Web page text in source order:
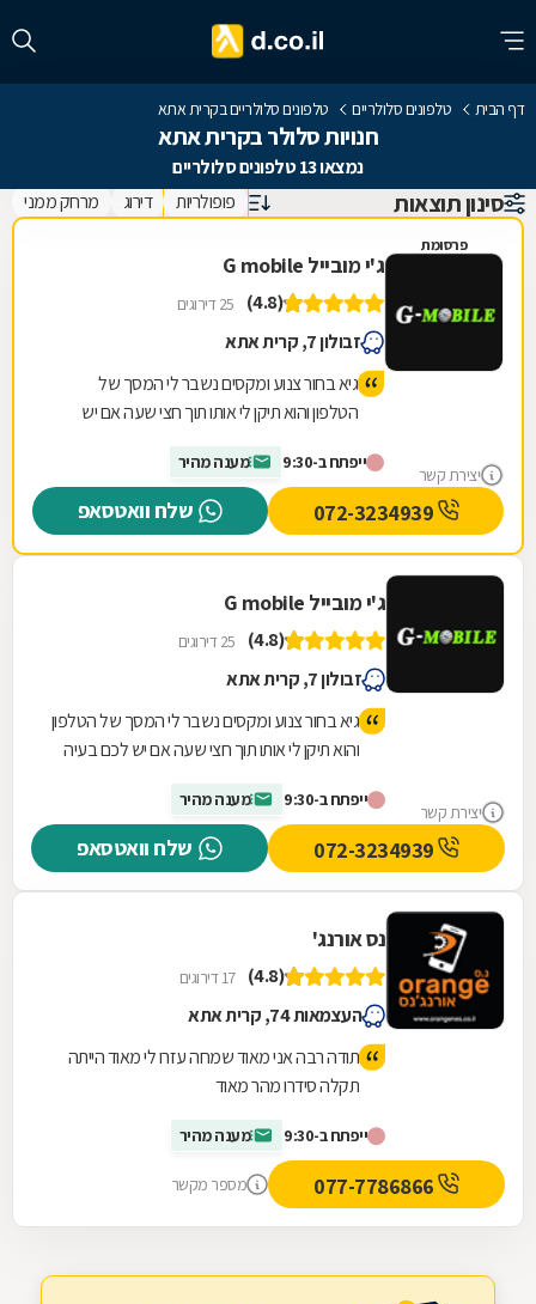
דף הבית טלפונים סלולריים טלפונים סלולריים בקרית אתא
חנויות סלולר בקרית אתא
נמצאו 13 טלפונים סלולריים
סינון תוצאות פופולריות דירוג מרחק ממני
פרסומת
יצירת קשר
ג'י מובייל G mobile
(4.8) 25 דירוגים
זבולון 7, קרית אתא
גיא בחור צנוע ומקסים נשבר לי המסך של
הטלפון והוא תיקן לי אותו תוך חצי שעה אם יש
אנושי מהלב
ייפתח ב-9:30 מענה מהיר
שלח וואטסאפ
יצירת קשר
ג'י מובייל G mobile
(4.8) 25 דירוגים
זבולון 7, קרית אתא
גיא בחור צנוע ומקסים נשבר לי המסך של הטלפון
והוא תיקן לי אותו תוך חצי שעה אם יש לכם בעיה
ייפתח ב-9:30 מענה מהיר
שלח וואטסאפ
נס אורנג'
(4.8) 17 דירוגים
העצמאות 74, קרית אתא
תודה רבה אני מאוד שמחה עזרו לי מאוד הייתה
תקלה סידרו מהר מאוד
ייפתח ב-9:30 מענה מהיר
מספר מקשר